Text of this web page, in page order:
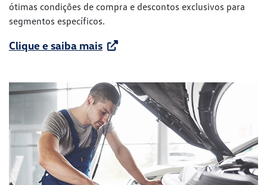
ótimas condições de compra e descontos exclusivos para
segmentos específicos.
Clique e saiba mais